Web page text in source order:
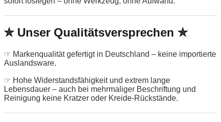
✮ Unser Qualitätsversprechen ✮
☞ Markenqualität gefertigt in Deutschland – keine importierte
Auslandsware.
☞ Hohe Widerstandsfähigkeit und extrem lange
Lebensdauer – auch bei mehrmaliger Beschriftung und
Reinigung keine Kratzer oder Kreide-Rückstände.